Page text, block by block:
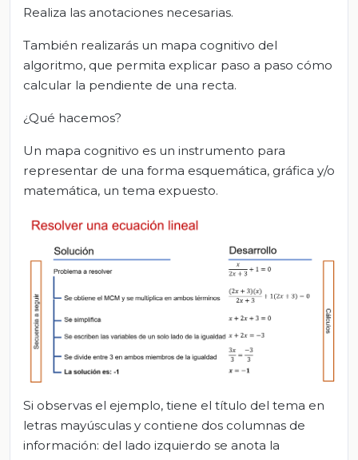
Realiza las anotaciones necesarias.
También realizarás un mapa cognitivo del
algoritmo, que permita explicar paso a paso cómo
calcular la pendiente de una recta.
¿Qué hacemos?
Un mapa cognitivo es un instrumento para
representar de una forma esquemática, gráfica y/o
matemática, un tema expuesto.
Si observas el ejemplo, tiene el título del tema en
letras mayúsculas y contiene dos columnas de
información: del lado izquierdo se anota la